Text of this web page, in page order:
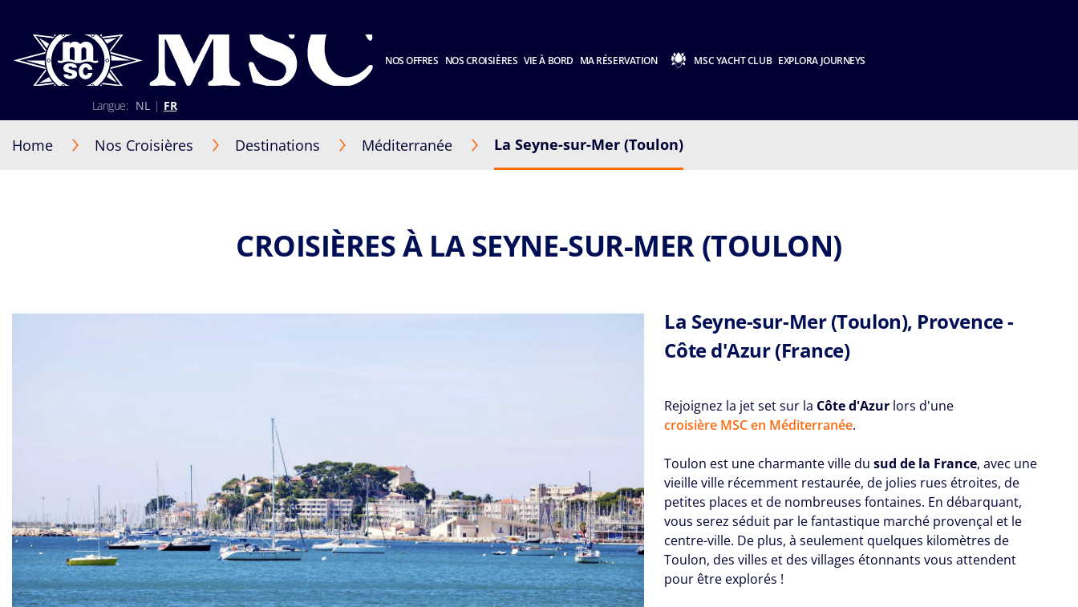
NOS OFFRES NOS CROISIÈRES VIE À BORD MA RÉSERVATION MSC YACHT CLUB EXPLORA JOURNEYS
Langue: NL | FR
02 401 89 30
+352 2 730 22 22 (Luxembourg)
Home Nos Croisières Destinations Méditerranée La Seyne-sur-Mer (Toulon)
CROISIÈRES À LA SEYNE-SUR-MER (TOULON)
La Seyne-sur-Mer (Toulon), Provence -
Côte d'Azur (France)
Rejoignez la jet set sur la Côte d'Azur lors d'une
croisière MSC en Méditerranée.
Toulon est une charmante ville dusud de la France, avec une
vieille ville récemment restaurée, de jolies rues étroites, de
petites places et de nombreuses fontaines. En débarquant,
vous serez séduit par le fantastique marché provençal et le
centre-ville. De plus, à seulement quelques kilomètres de
Toulon, des villes et des villages étonnants vous attendent
pour être explorés !